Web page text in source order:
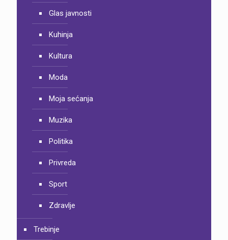
Glas javnosti
Kuhinja
Kultura
Moda
Moja sećanja
Muzika
Politika
Privreda
Sport
Zdravlje
Trebinje